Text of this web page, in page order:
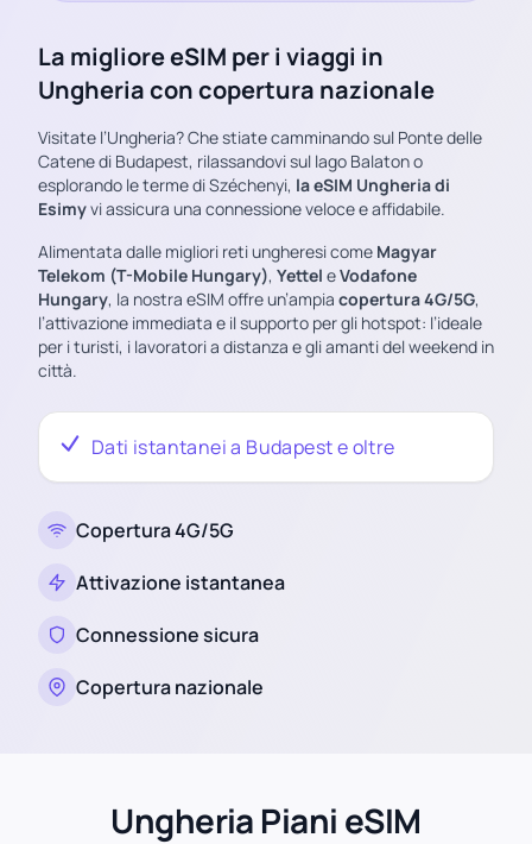
La migliore eSIM per i viaggi in
Ungheria con copertura nazionale
Visitate l’Ungheria? Che stiate camminando sul Ponte delle
Catene di Budapest, rilassandovi sul lago Balaton o
esplorando le terme di Széchenyi, la eSIM Ungheria di
Esimyvi assicura una connessione veloce e affidabile.
Alimentata dalle migliori reti ungheresi come Magyar
Telekom (T-Mobile Hungary), Yettel eVodafone
Hungary, la nostra eSIM offre un’ampia copertura 4G/5G,
l’attivazione immediata e il supporto per gli hotspot: l’ideale
per i turisti, i lavoratori a distanza e gli amanti del weekend in
città.
Dati istantanei a Budapest e oltre
Copertura 4G/5G
Attivazione istantanea
Connessione sicura
Copertura nazionale
Ungheria Piani eSIM